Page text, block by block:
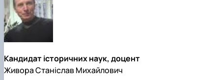
Кандидат історичних наук, доцент
Живора Станіслав Михайлович